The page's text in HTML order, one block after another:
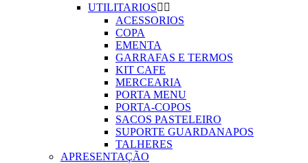
UTILITARIOS 
ACESSORIOS
COPA
EMENTA
GARRAFAS E TERMOS
KIT CAFE
MERCEARIA
PORTA MENU
PORTA-COPOS
SACOS PASTELEIRO
SUPORTE GUARDANAPOS
TALHERES
APRESENTAÇÃO